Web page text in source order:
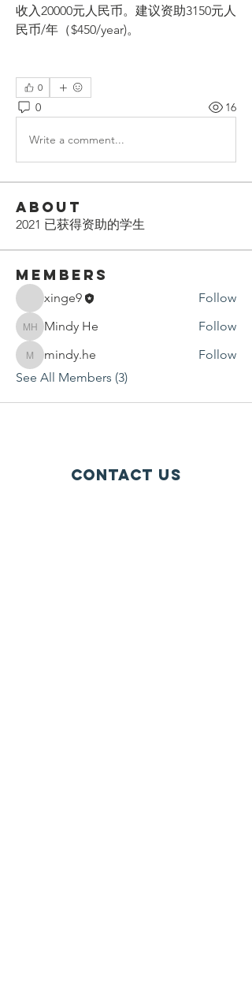
收入20000元人民币。建议资助3150元人
民币/年（$450/year)。
0
0 16
Write a comment...
About
2021 已获得资助的学生
Members
xinge9 Follow
Mindy He
Mindy He Follow
mindy.he
mindy.he
Follow
See All Members (3)
Contact Us